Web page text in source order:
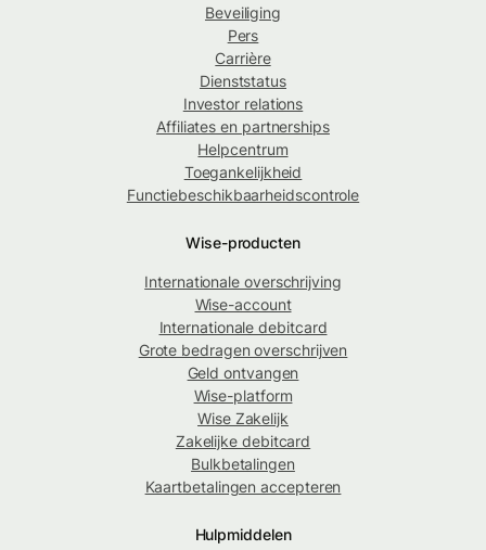
Beveiliging
Pers
Carrière
Dienststatus
Investor relations
Affiliates en partnerships
Helpcentrum
Toegankelijkheid
Functiebeschikbaarheidscontrole
Wise-producten
Internationale overschrijving
Wise-account
Internationale debitcard
Grote bedragen overschrijven
Geld ontvangen
Wise-platform
Wise Zakelijk
Zakelijke debitcard
Bulkbetalingen
Kaartbetalingen accepteren
Hulpmiddelen